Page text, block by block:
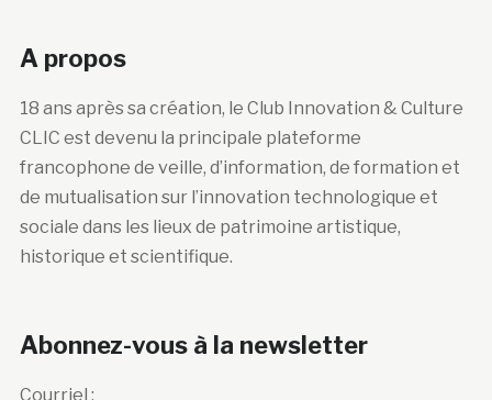
A propos
18 ans après sa création, le Club Innovation & Culture
CLIC est devenu la principale plateforme
francophone de veille, d’information, de formation et
de mutualisation sur l’innovation technologique et
sociale dans les lieux de patrimoine artistique,
historique et scientifique.
Abonnez-vous à la newsletter
Courriel :